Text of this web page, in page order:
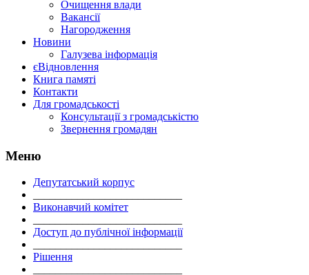
Очищення влади
Вакансії
Нагородження
Новини
Галузева інформація
єВідновлення
Книга памяті
Контакти
Для громадськості
Консультації з громадськістю
Звернення громадян
Меню
Депутатський корпус
Виконавчий комітет
Доступ до публічної інформації
Рішення